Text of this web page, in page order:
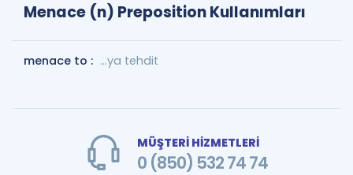
Menace (n) Preposition Kullanımları
menace to : …ya tehdit
MÜŞTERİ HİZMETLERİ
0 (850) 532 74 74